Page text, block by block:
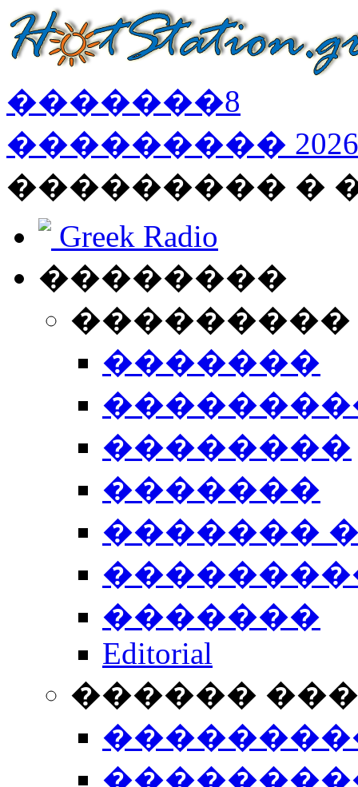
�������8
��������� 2026
��������� �
Greek Radio
��������
�������
��������
�������
�������
�������
Editorial
������